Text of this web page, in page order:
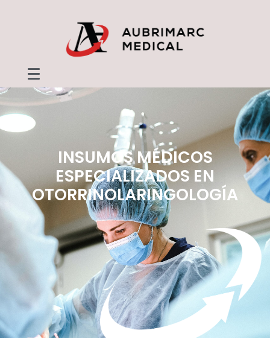
INSUMOS MÉDICOS
ESPECIALIZADOS EN
OTORRINOLARINGOLOGÍA